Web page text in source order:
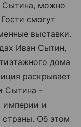
Сытина, можно
смогут
выставки.
Иван Сытин,
дома
раскрывает
Сытина -
империи и
страны. Об этом